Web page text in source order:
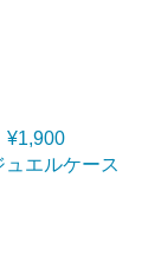
¥1,900
エルケース